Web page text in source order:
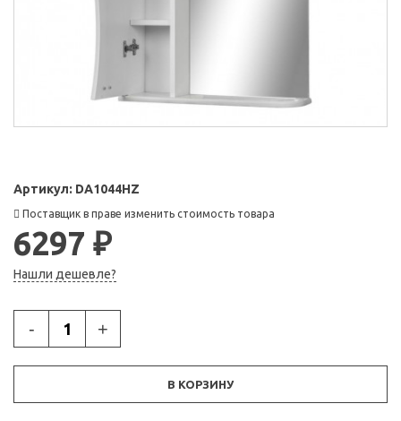
Артикул: DA1044HZ
Поставщик в праве изменить стоимость товара
6297 ₽
Нашли дешевле?
- +
В КОРЗИНУ